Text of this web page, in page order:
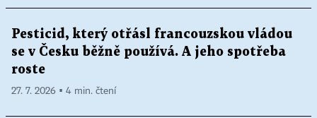
Pesticid, který otřásl francouzskou vládou
se v Česku běžně používá. A jeho spotřeba
roste
27. 7. 2026 ▪ 4 min. čtení